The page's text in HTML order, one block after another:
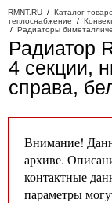
RMNT.RU / Каталог
теплоснабжение /
/ Радиаторы
Радиатор
4 секции,
справа,
Внимание!
архиве.
контактные
параметры